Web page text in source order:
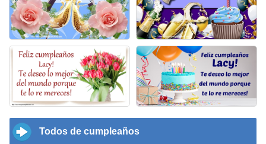
Todos de cumpleaños